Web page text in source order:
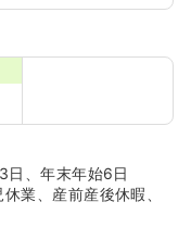
日、年末年始6日
業、産前産後休暇、